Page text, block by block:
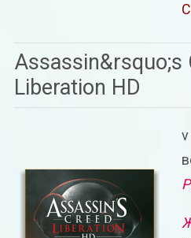
Assassin&rsquo;s
Liberation HD
v